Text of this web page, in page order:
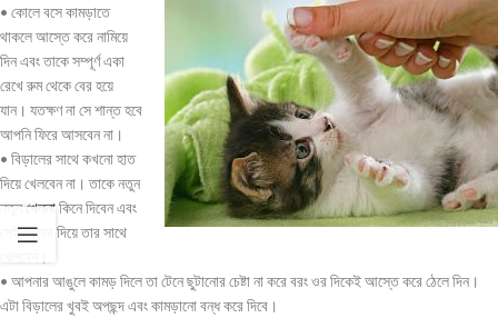
• কোলে বসে কামড়াতে
থাকলে আস্তে করে নামিয়ে
দিন এবং তাকে সম্পূর্ণ একা
রেখে রুম থেকে বের হয়ে
যান। যতক্ষণ না সে শান্ত হবে
আপনি ফিরে আসবেন না।
• বিড়ালের সাথে কখনো হাত
দিয়ে খেলবেন না। তাকে নতুন
নতুনখেলনাকিনে দিবেন এবং
সেই খেলনা দিয়ে তার সাথে
• আপনার আঙুলে কামড় দিলে তা টেনে ছুটানোর চেষ্টা না করে বরং ওর দিকেই আস্তে করে ঠেলে দিন।
এটা বিড়ালের খুবই অপছন্দ এবং কামড়ানো বন্ধ করে দিবে।